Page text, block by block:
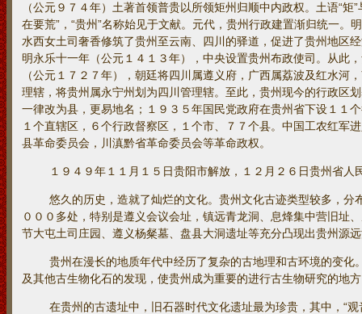
（公元９７４年）土著首领普贵以所领矩州归顺中内政权。土语“矩
在要荒”，“贵州”名称始见于文献。元代，贵州行政建置渐归统一。
水西女土司奢香修筑了贵州至云南、四川的驿道，促进了贵州地区
明永乐十一年（公元１４１３年），中央设置贵州布政使司。从此
（公元１７２７年），朝廷将四川属遵义府，广西属荔波及红水河
理辖，将贵州属永宁州划为四川管理辖。至此，贵州现今的行政区
一律改为县，更易地名；１９３５年国民党政府在贵州省下设１１
１个直辖区，６个行政督察区，１个市、７７个县。中国工农红军
县革命委员会，川滇黔省革命委员会等革命政权。
１９４９年１１月１５日贵阳市解放，１２月２６日贵州省人
悠久的历史，造就了灿烂的文化。贵州文化古迹类型较多，分
０００多处，特别是遵义会议会址，镇远青龙洞、息烽集中营旧址
节大屯土司庄园、遵义杨粲墓、盘县大洞遗址等充分凸现出贵州源
贵州在漫长的地质年代中经历了复杂的古地理和古环境的变化。
及其他古生物化石的发现，使贵州成为重要的进行古生物研究的地
在贵州的古遗址中，旧石器时代文化遗址最为珍贵，其中，“观